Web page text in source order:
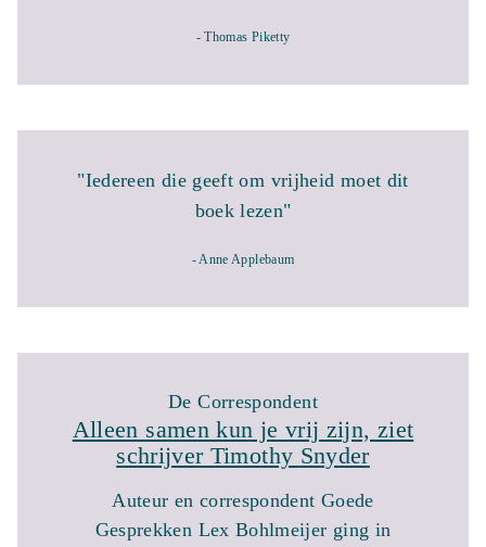
- Thomas Piketty
"Iedereen die geeft om vrijheid moet dit
boek lezen"
- Anne Applebaum
De Correspondent
Alleen samen kun je vrij zijn, ziet
schrijver Timothy Snyder
Auteur en correspondent Goede
Gesprekken Lex Bohlmeijer ging in